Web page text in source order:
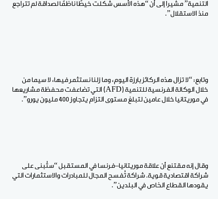
التنمية” مشيرا إلى أن “هذه الأسس شكلت خيطًا ناظمًا لصداقة لم تتراجع
منذ الاستقلال”.
وتابع: “لا تزال هذه الركائز بارزة اليوم، وما زلنا نستثمر فيها، لا سيما من
خلال الوكالة الفرنسية للتنمية (AFD) التي تضاعفت محفظة مشاريعها
في موريتانيا خلال عامين لتبلغ مستوى التزام يتجاوز 400 مليون يورو”.
وقال إنه مقتنع أن علاقة موريتانيا–فرنسا في المستقبل “ستُبنى على
شراكة اقتصادية قوية. شراكة تُفسح المجال للمبادرات والاستثمارات التي
يقودها القطاع الخاص في البلدين”.